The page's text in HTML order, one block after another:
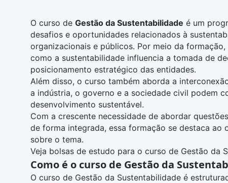
O curso de Gestão da Sustentabilidade é um
desafios e oportunidades relacionados à
organizacionais e públicos. Por meio da
como a sustentabilidade influencia a tomada de
posicionamento estratégico das entidades.
Além disso, o curso também aborda a
a indústria, o governo e a sociedade civil podem
desenvolvimento sustentável.
Com a crescente necessidade de abordar
de forma integrada, essa formação se destaca ao
sobre o tema.
Veja bolsas de estudo para o curso de Gestão da
Como é o curso de Gestão da
O curso de Gestão da Sustentabilidade é